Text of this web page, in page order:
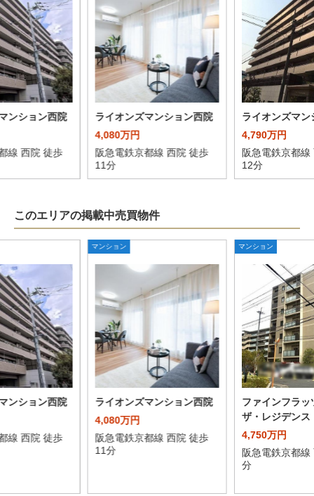
ンション西院
線 西院 徒歩
ライオンズマンション西院
4,080万円
阪急電鉄京都線 西院 徒歩
11分
ライオンズマン
4,790万円
阪急電鉄京都線
12分
このエリアの掲載中売買物件
ンション西院
線 西院 徒歩
マンション
ライオンズマンション西院
4,080万円
阪急電鉄京都線 西院 徒歩
11分
マンション
ファインフラッ
ザ・レジデンス
4,750万円
阪急電鉄京都線
分